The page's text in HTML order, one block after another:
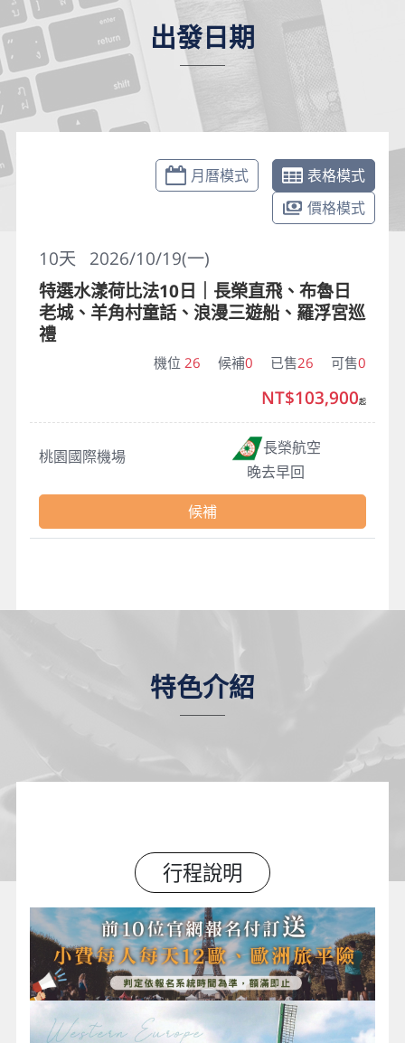
特色介紹
行程說明
出發日期
月曆模式
表格模式
價格模式
2026/10/19(一)
10天
特選水漾荷比法10日｜長榮直飛、布魯日
老城、羊角村童話、浪漫三遊船、羅浮宮巡
禮
機位 26 候補0 已售26 可售0
桃園國際機場
長榮航空
晚去早回
NT$103,900起
候補